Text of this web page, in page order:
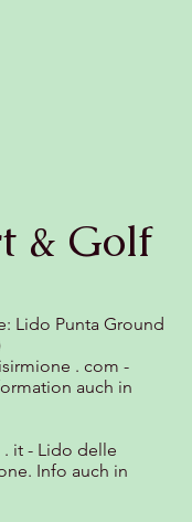
& Golf
Lido Punta Ground
. com -
auch in
. it - Lido delle
Info auch in